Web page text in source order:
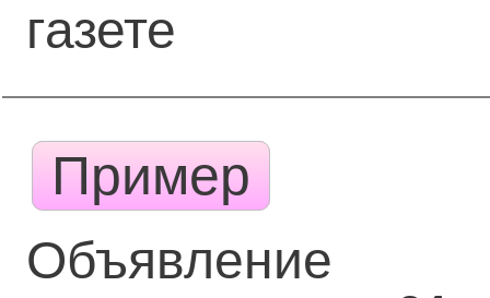
газете
Пример
Объявление